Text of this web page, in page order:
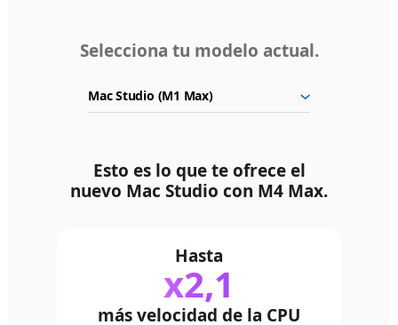
Selecciona tu modelo actual.
Esto es lo que te ofrece el
nuevo Mac Studio con M4 Max.
Hasta
x2,1
más velocidad de la CPU